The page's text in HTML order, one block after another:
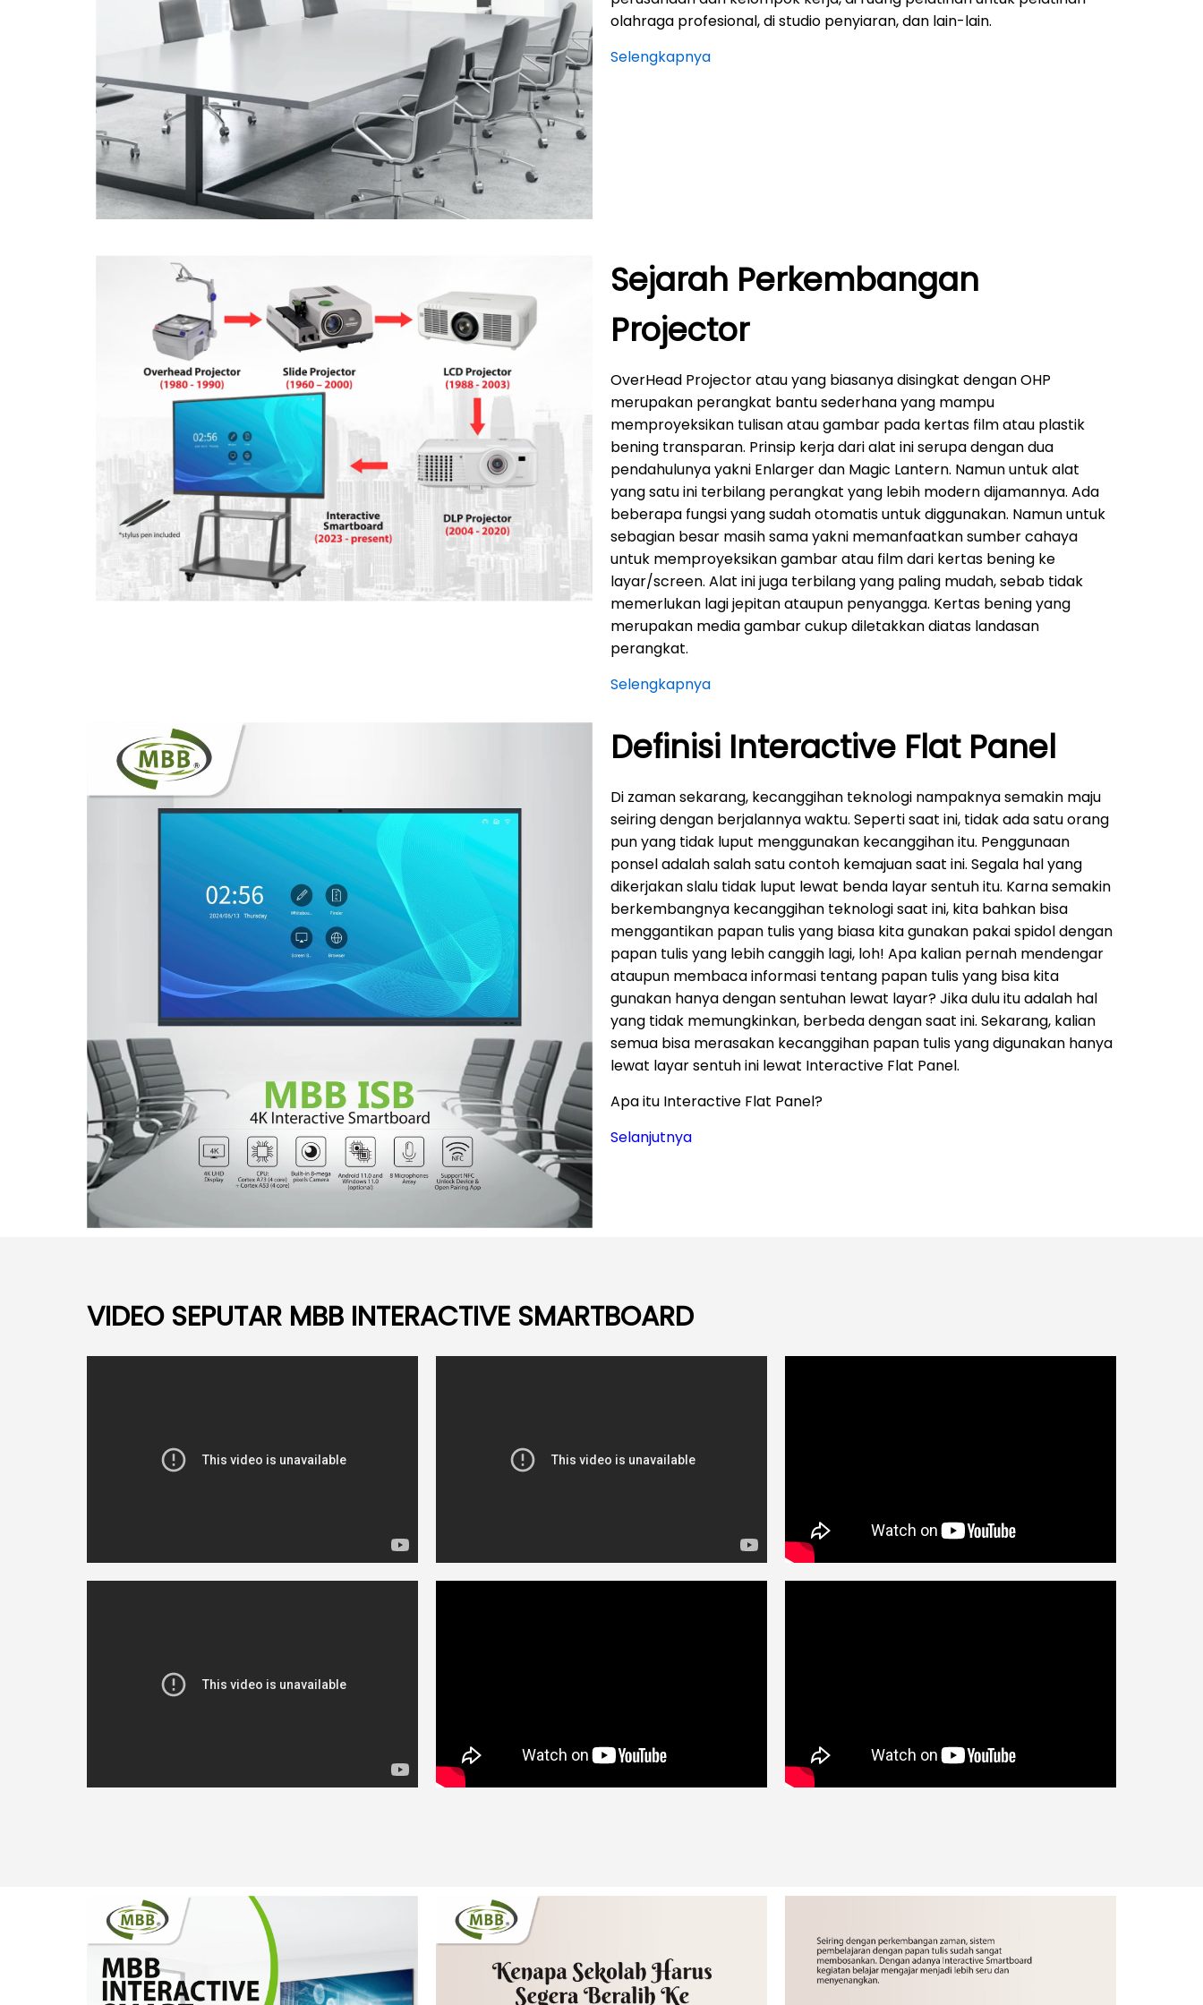
olahraga profesional, di studio penyiaran, dan lain-lain.
Selengkapnya
Sejarah Perkembangan
Projector
OverHead Projector atau yang biasanya disingkat dengan OHP
merupakan perangkat bantu sederhana yang mampu
memproyeksikan tulisan atau gambar pada kertas film atau plastik
bening transparan. Prinsip kerja dari alat ini serupa dengan dua
pendahulunya yakni Enlarger dan Magic Lantern. Namun untuk alat
yang satu ini terbilang perangkat yang lebih modern dijamannya. Ada
beberapa fungsi yang sudah otomatis untuk diggunakan. Namun untuk
sebagian besar masih sama yakni memanfaatkan sumber cahaya
untuk memproyeksikan gambar atau film dari kertas bening ke
layar/screen. Alat ini juga terbilang yang paling mudah, sebab tidak
memerlukan lagi jepitan ataupun penyangga. Kertas bening yang
merupakan media gambar cukup diletakkan diatas landasan
perangkat.
Selengkapnya
Definisi Interactive Flat Panel
Di zaman sekarang, kecanggihan teknologi nampaknya semakin maju
seiring dengan berjalannya waktu. Seperti saat ini, tidak ada satu orang
pun yang tidak luput menggunakan kecanggihan itu. Penggunaan
ponsel adalah salah satu contoh kemajuan saat ini. Segala hal yang
dikerjakan slalu tidak luput lewat benda layar sentuh itu. Karna semakin
berkembangnya kecanggihan teknologi saat ini, kita bahkan bisa
menggantikan papan tulis yang biasa kita gunakan pakai spidol dengan
papan tulis yang lebih canggih lagi, loh! Apa kalian pernah mendengar
ataupun membaca informasi tentang papan tulis yang bisa kita
gunakan hanya dengan sentuhan lewat layar? Jika dulu itu adalah hal
yang tidak memungkinkan, berbeda dengan saat ini. Sekarang, kalian
semua bisa merasakan kecanggihan papan tulis yang digunakan hanya
lewat layar sentuh ini lewat Interactive Flat Panel.
Apa itu Interactive Flat Panel?
Selanjutnya
VIDEO SEPUTAR MBB INTERACTIVE SMARTBOARD